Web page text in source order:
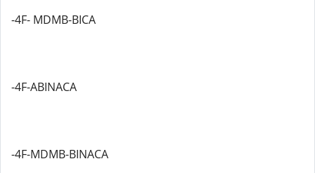
-4F- MDMB-BICA
-4F-ABINACA
-4F-MDMB-BINACA